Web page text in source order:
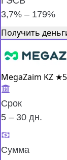
3,7% – 179%
Получить
MegaZaim KZ ★
Срок
5 – 30 дн.
Сумма